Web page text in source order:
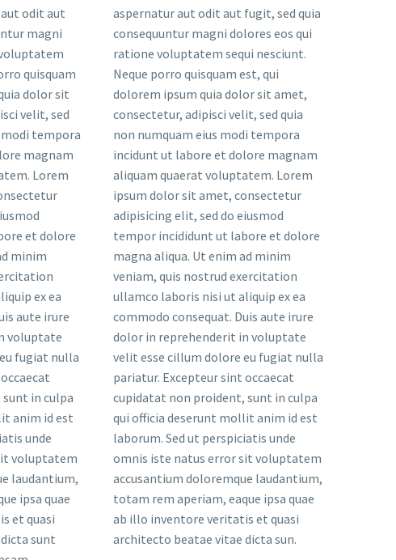
odit aut
magni
quisquam
dolor sit
velit, sed
modi tempora
magnam
Lorem
et dolore
minim
ex ea
aute irure
voluptate
fugiat nulla
in culpa
anim id est
unde
voluptatem
laudantium,
ipsa quae
et quasi
sunt
sed quia
eos qui
nesciunt.
est, qui
sit amet,
sed quia
tempora
magnam
Lorem
et dolore
minim
ex ea
aute irure
voluptate
fugiat nulla
in culpa
anim id est
unde
voluptatem
laudantium,
ipsa quae
et quasi
architecto beatae vitae dicta sun.